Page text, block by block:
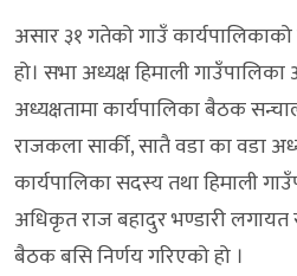
असार ३१ गतेको गाउँ
हो। सभा अध्यक्ष हिमाली
अध्यक्षतामा कार्यपालिका बैठक
राजकला सार्की, सातै वडा का वडा
कार्यपालिका सदस्य तथा हिमाली
अधिकृत राज बहादुर भण्डारी लगायत
बैठक बसि निर्णय गरिएको हो ।